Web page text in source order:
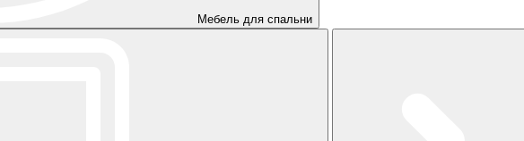
Мебель для спальни